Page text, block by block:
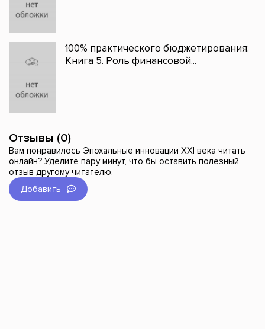
100% практического бюджетирования:
Книга 5. Роль финансовой...
Отзывы (0)
Вам понравилось Эпохальные инновации XXI века читать
онлайн? Уделите пару минут, что бы оставить полезный
отзыв другому читателю.
Добавить